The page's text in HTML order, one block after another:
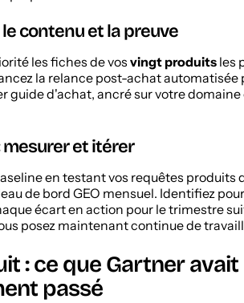
le contenu et la preuve
les fiches de vos vingt produits les
la relance post-achat automatisée
guide d'achat, ancré sur votre
mesurer et itérer
en testant vos requêtes produits
de bord GEO mensuel. Identifiez
écart en action pour le trimestre
posez maintenant continue de
: ce que Gartner
passé